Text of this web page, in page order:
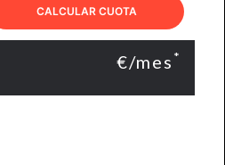
CALCULAR CUOTA
€/mes *